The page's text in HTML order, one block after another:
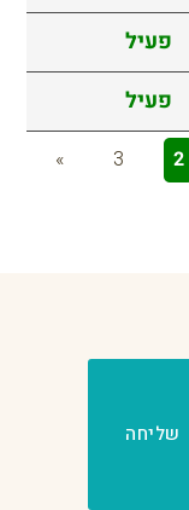
פעיל
פעיל
2
3
»
שליחה